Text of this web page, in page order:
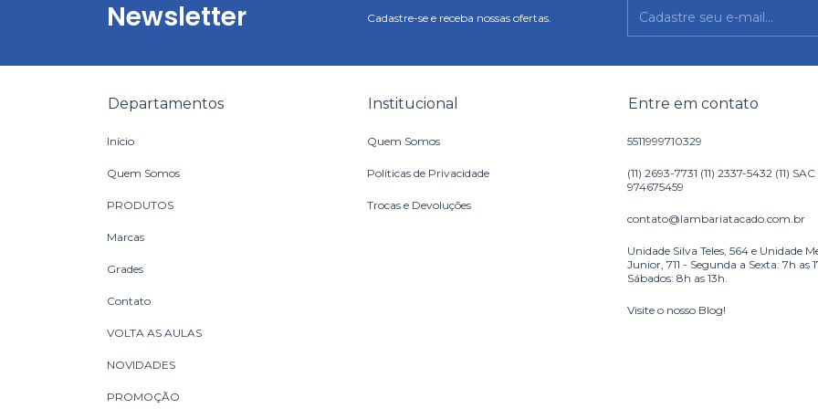
Newsletter Cadastre-se e receba nossas ofertas.
Departamentos
Início
Quem Somos
PRODUTOS
Marcas
Grades
Contato
VOLTA AS AULAS
NOVIDADES
PROMOÇÃO
Institucional
Quem Somos
Políticas de Privacidade
Trocas e Devoluções
Entre em contato
5511999710329
(11) 2693-7731 (11) 2337-5432 (11) SAC
974675459
contato@lambariatacado.com.br
Unidade Silva Teles, 564 e Unidade
Junior, 711 - Segunda a Sexta: 7h as
Sábados: 8h as 13h.
Visite o nosso Blog!